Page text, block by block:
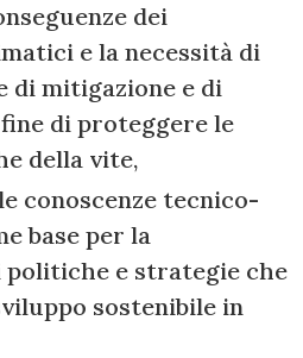
dei
e la necessità di
di mitigazione e di
di proteggere le
della vite,
conoscenze tecnico-
base per la
e strategie che
sostenibile in